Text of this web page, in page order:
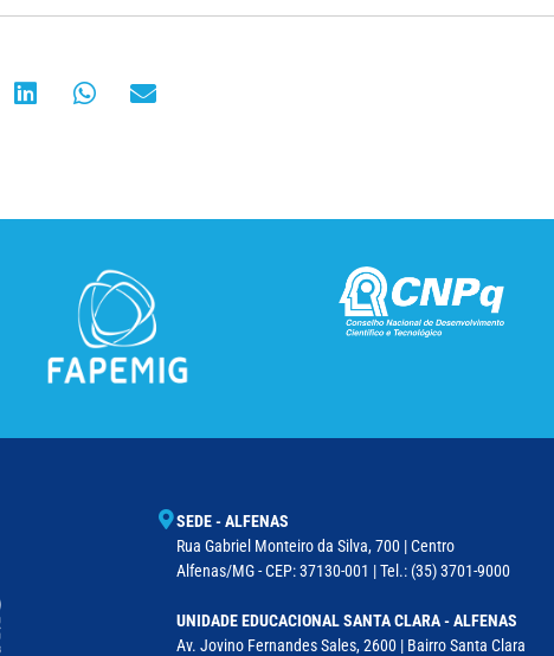
SEDE - ALFENAS
Rua Gabriel Monteiro da Silva, 700 | Centro
Alfenas/MG - CEP: 37130-001 | Tel.: (35) 3701-9000
UNIDADE EDUCACIONAL SANTA CLARA - ALFENAS
Av. Jovino Fernandes Sales, 2600 | Bairro Santa Clara